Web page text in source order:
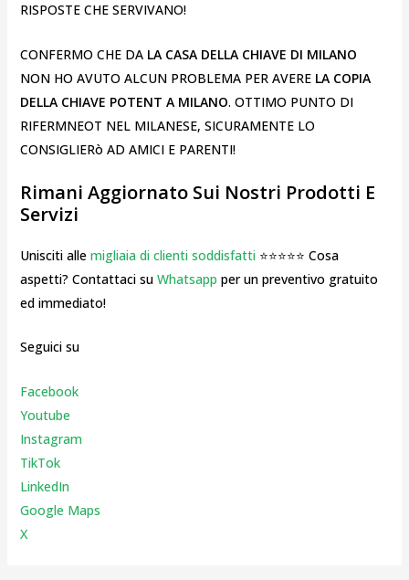
RISPOSTE CHE SERVIVANO!
CONFERMO CHE DALA CASA DELLA CHIAVE DI MILANO
NON HO AVUTO ALCUN PROBLEMA PER AVERELA COPIA
DELLA CHIAVE POTENT A MILANO. OTTIMO PUNTO DI
RIFERMNEOT NEL MILANESE, SICURAMENTE LO
CONSIGLIERò AD AMICI E PARENTI!
Rimani Aggiornato Sui Nostri Prodotti E
Servizi
Unisciti alle migliaia di clienti soddisfatti⭐⭐⭐⭐⭐ Cosa
aspetti? Contattaci su Whatsapp per un preventivo gratuito
ed immediato!
Seguici su
Facebook
Youtube
Instagram
TikTok
LinkedIn
Google Maps
X